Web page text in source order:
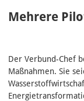
Mehrere
Der Verbund-Chef
Maßnahmen. Sie